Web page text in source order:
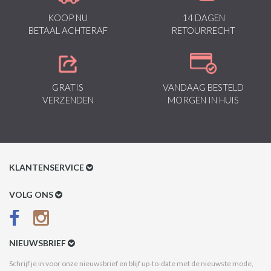
KOOP NU
BETAAL ACHTERAF
14 DAGEN
RETOURRECHT
GRATIS
VERZENDEN
VANDAAG BESTELD
MORGEN IN HUIS
KLANTENSERVICE
Klantenservice
Betaalmethoden
VOLG ONS
NIEUWSBRIEF
Schrijf je in voor onze nieuwsbrief en blijf up-to-date met de nieuwste mode,